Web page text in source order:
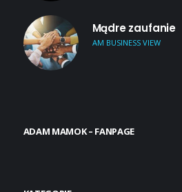
Mądre zaufanie
AM BUSINESS VIEW
ADAM MAMOK – FANPAGE